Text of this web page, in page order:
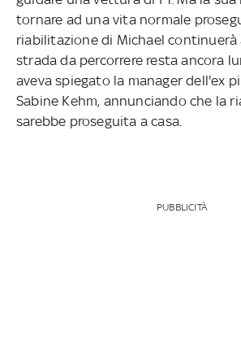
tornare ad una vita normale
riabilitazione di Michael continuerà
strada da percorrere resta ancora
aveva spiegato la manager dell'ex
Sabine Kehm, annunciando che la
sarebbe proseguita a casa.
PUBBLICITÀ